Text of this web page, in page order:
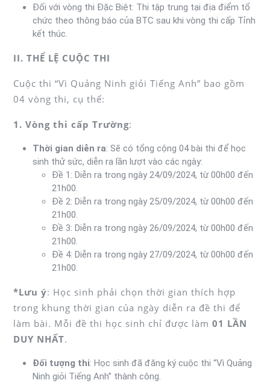
Đối với vòng thi Đặc Biệt: Thi tập trung tại địa điểm tổ
chức theo thông báo của BTC sau khi vòng thi cấp Tỉnh
kết thúc.
II. THỂ LỆ CUỘC THI
Cuộc thi “Vì Quảng Ninh giỏi Tiếng Anh” bao gồm
04 vòng thi, cụ thể:
1. Vòng thi cấp Trường:
Thời gian diễn ra: Sẽ có tổng cộng 04 bài thi để học
sinh thử sức, diễn ra lần lượt vào các ngày:
Đề 1: Diễn ra trong ngày 24/09/2024, từ 00h00 đến
21h00.
Đề 2: Diễn ra trong ngày 25/09/2024, từ 00h00 đến
21h00.
Đề 3: Diễn ra trong ngày 26/09/2024, từ 00h00 đến
21h00.
Đề 4: Diễn ra trong ngày 27/09/2024, từ 00h00 đến
21h00.
*Lưu ý: Học sinh phải chọn thời gian thích hợp
trong khung thời gian của ngày diễn ra đề thi để
làm bài. Mỗi đề thi học sinh chỉ được làm 01 LẦN
DUY NHẤT.
Đối tượng thi: Học sinh đã đăng ký cuộc thi “Vì Quảng
Ninh giỏi Tiếng Anh” thành công.